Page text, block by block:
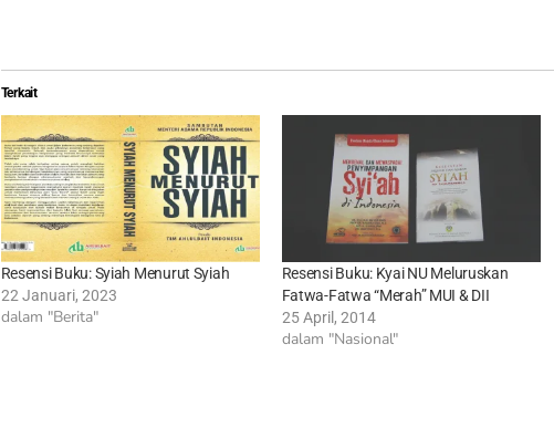
Terkait
Resensi Buku: Syiah Menurut Syiah
22 Januari, 2023
dalam "Berita"
Resensi Buku: Kyai NU Meluruskan
Fatwa-Fatwa “Merah” MUI & DII
25 April, 2014
dalam "Nasional"